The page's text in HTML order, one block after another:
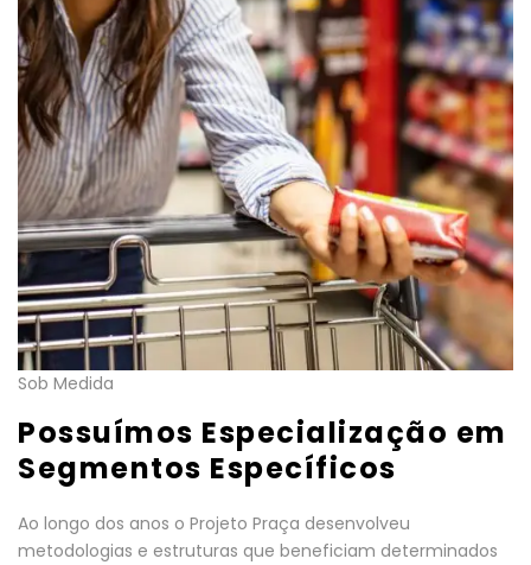
Sob Medida
Possuímos Especialização em
Segmentos Específicos
Ao longo dos anos o Projeto Praça desenvolveu
metodologias e estruturas que beneficiam determinados